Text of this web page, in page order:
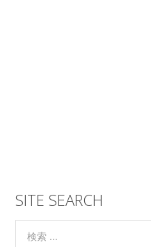
SITE SEARCH